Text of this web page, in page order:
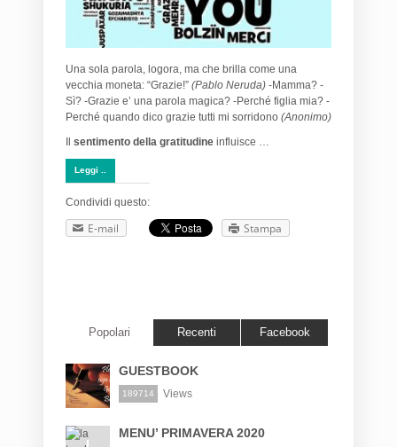
Una sola parola, logora, ma che brilla come una
vecchia moneta: “Grazie!” (Pablo Neruda) -Mamma? -
Sì? -Grazie e’ una parola magica? -Perché figlia mia? -
Perché quando dico grazie tutti mi sorridono (Anonimo)
Il sentimento della gratitudine influisce …
Leggi ..
Condividi questo:
E-mail Stampa
Popolari Recenti Facebook
GUESTBOOK
189714 Views
MENU’ PRIMAVERA 2020